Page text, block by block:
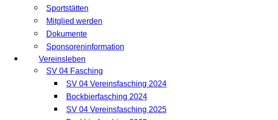
Sportstätten
Mitglied werden
Dokumente
Sponsoreninformation
Vereinsleben
SV 04 Fasching
SV 04 Vereinsfasching 2024
Bockbierfasching 2024
SV 04 Vereinsfasching 2025